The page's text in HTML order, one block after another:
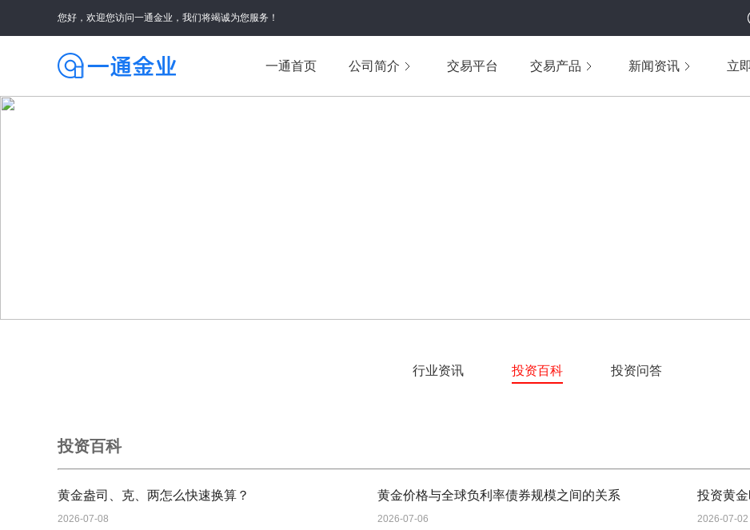
您好，欢迎您访问一通金业，我们将竭诚为您服务！
一通首页 公司简介 交易平台 交易产品 新闻资讯 立
行业资讯 投资百科 投资问答
投资百科
黄金盎司、克、两怎么快速换算？
2026-07-08
黄金价格与全球负利率债券规模之间的关系
2026-07-06
投资黄
2026-07-02